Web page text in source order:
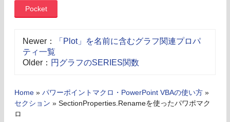
Pocket
Newer：
「Plot」を名前に含むグラフ関連プロパ
ティ一覧
Older： 円グラフのSERIES関数
Home » パワーポイントマクロ・PowerPoint VBAの使い方 »
セクション » SectionProperties.Renameを使ったパワポマク
ロ